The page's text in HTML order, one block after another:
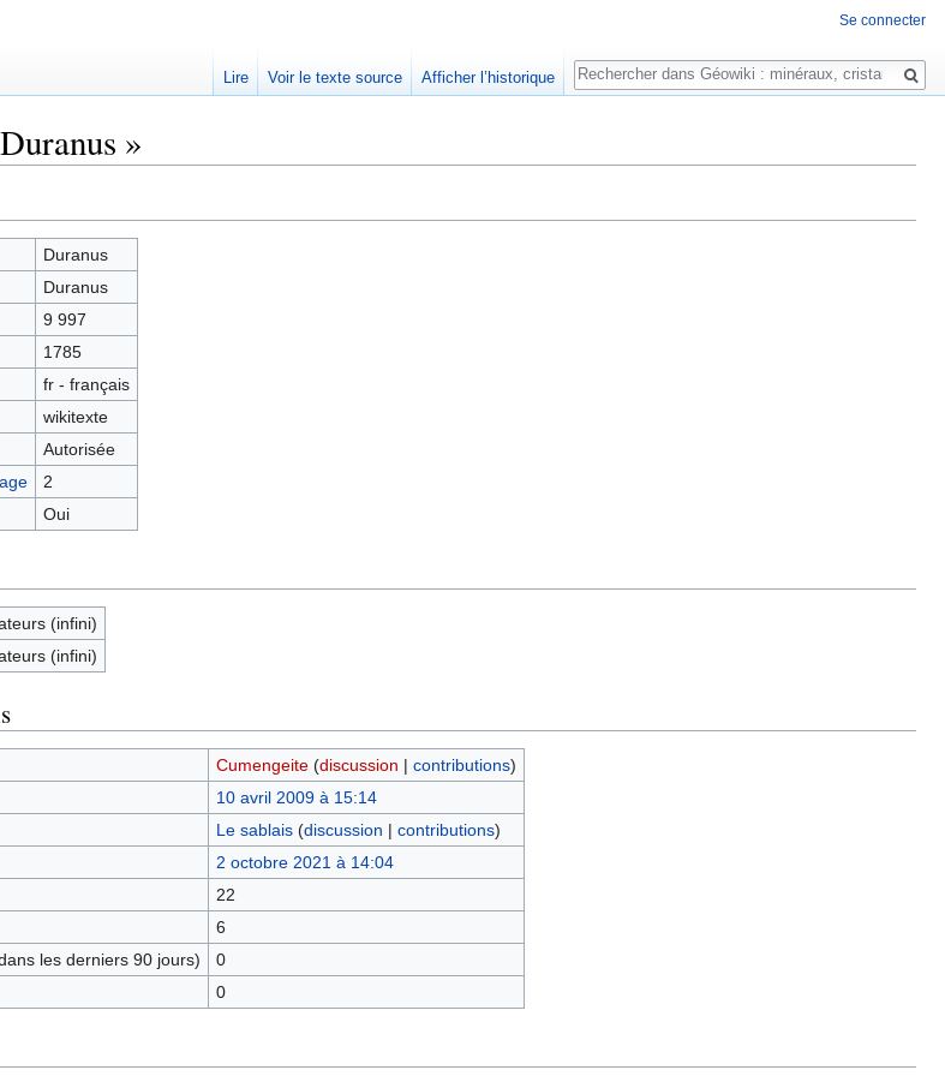
»
Duranus
Duranus
9 997
1785
fr - français
wikitexte
Autorisée
2
Oui
(infini)
(infini)
Cumengeite (discussion | contributions)
10 avril 2009 à 15:14
Le sablais (discussion | contributions)
2 octobre 2021 à 14:04
22
6
les derniers 90 jours)
0
0
Se connecter
Lire Voir le texte source Afficher l’historique
Rechercher